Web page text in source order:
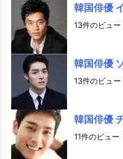
韓国俳優
13件のビュー
韓国俳優
13件のビュー
韓国俳優
11件のビュー